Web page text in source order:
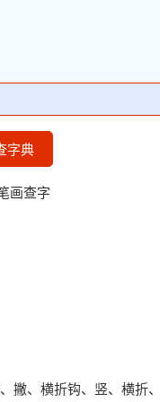
字典
画查字
撇、横折钩、竖、横折、